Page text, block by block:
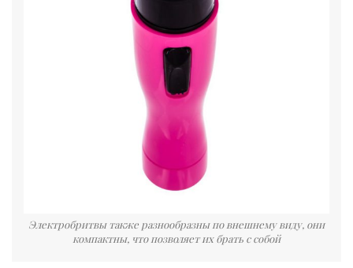
Электробритвы также разнообразны по внешнему виду, они
компактны, что позволяет их брать с собой